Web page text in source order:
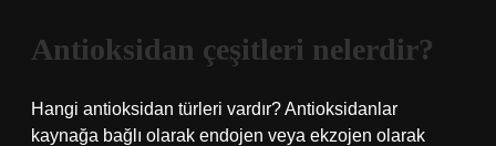
Antioksidan çeşitleri nelerdir?
Hangi antioksidan türleri vardır? Antioksidanlar
kaynağa bağlı olarak endojen veya ekzojen olarak